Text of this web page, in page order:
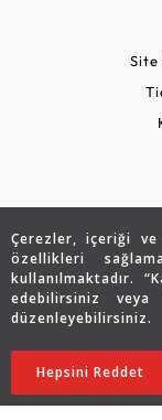
Çerezler, içeriği ve
özellikleri
kullanılmaktadır.
edebilirsiniz veya
düzenleyebilirsiniz.
Hepsini Reddet
28.362 TL
19.887TL
Site
Copyright ©